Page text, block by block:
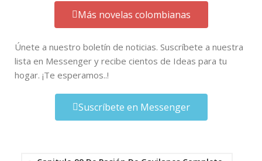
Más novelas colombianas
Únete a nuestro boletín de noticias. Suscríbete a nuestra
lista en Messenger y recibe cientos de Ideas para tu
hogar. ¡Te esperamos..!
Suscríbete en Messenger